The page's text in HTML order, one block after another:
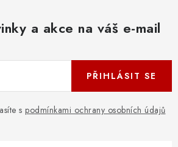
a akce na váš e-mail
s podmínkami ochrany osobních údajů
PŘIHLÁSIT SE